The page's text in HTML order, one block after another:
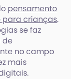
pensamento
crianças.
se faz
de
no campo
mais